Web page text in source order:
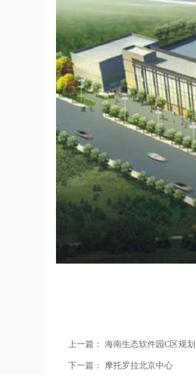
上一篇： 海南生态软件园C区规划
下一篇： 摩托罗拉北京中心